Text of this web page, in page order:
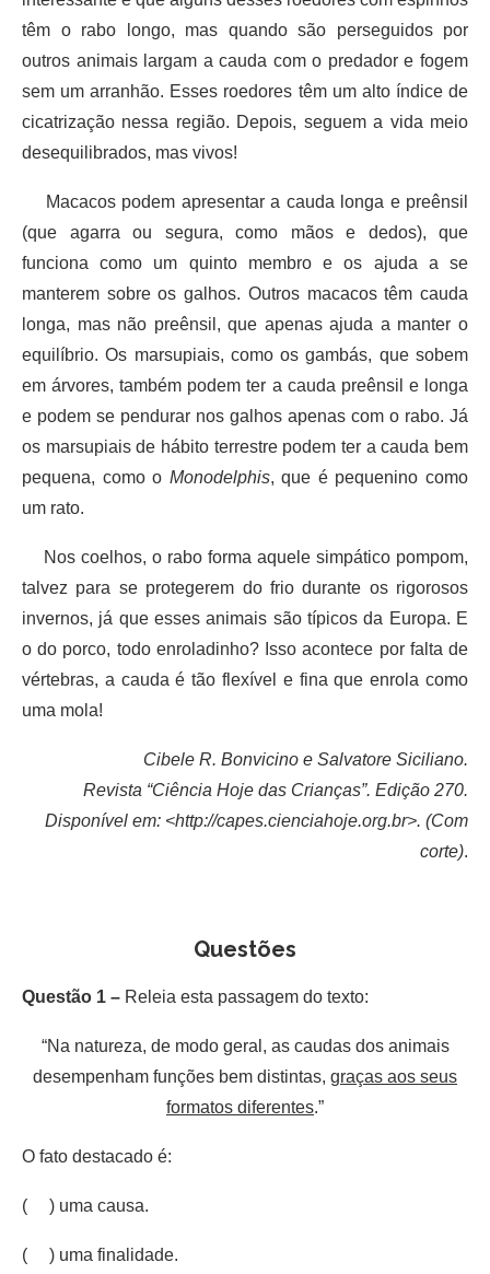
têm o rabo longo, mas quando são perseguidos por
outros animais largam a cauda com o predador e fogem
sem um arranhão. Esses roedores têm um alto índice de
cicatrização nessa região. Depois, seguem a vida meio
desequilibrados, mas vivos!
Macacos podem apresentar a cauda longa e preênsil
(que agarra ou segura, como mãos e dedos), que
funciona como um quinto membro e os ajuda a se
manterem sobre os galhos. Outros macacos têm cauda
longa, mas não preênsil, que apenas ajuda a manter o
equilíbrio. Os marsupiais, como os gambás, que sobem
em árvores, também podem ter a cauda preênsil e longa
e podem se pendurar nos galhos apenas com o rabo. Já
os marsupiais de hábito terrestre podem ter a cauda bem
pequena, como o Monodelphis, que é pequenino como
um rato.
Nos coelhos, o rabo forma aquele simpático pompom,
talvez para se protegerem do frio durante os rigorosos
invernos, já que esses animais são típicos da Europa. E
o do porco, todo enroladinho? Isso acontece por falta de
vértebras, a cauda é tão flexível e fina que enrola como
uma mola!
Cibele R. Bonvicino e Salvatore Siciliano.
Revista “Ciência Hoje das Crianças”. Edição 270.
Disponível em: <http://capes.cienciahoje.org.br>. (Com
corte).
Questões
Questão 1 – Releia esta passagem do texto:
“Na natureza, de modo geral, as caudas dos animais
desempenham funções bem distintas, graças aos seus
formatos diferentes.”
O fato destacado é:
( ) uma causa.
( ) uma finalidade.